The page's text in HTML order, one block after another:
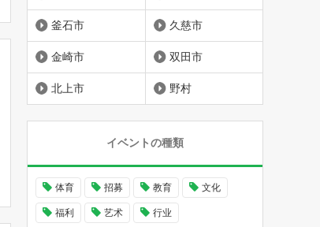
釜石市 久慈市
金崎市 双田市
北上市 野村
イベントの種類
体育 招募 教育 文化
福利 艺术 行业